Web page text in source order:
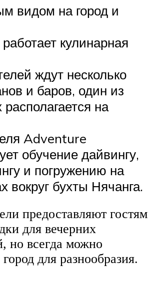
видом на город и
кулинарная
ждут несколько
и баров, один из
располагается на
Adventure
обучение дайвингу,
и погружению на
вокруг бухты Нячанга.
предоставляют гостям
для вечерних
но всегда можно
для разнообразия.